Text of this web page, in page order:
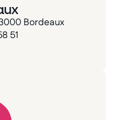
Bordeaux
51